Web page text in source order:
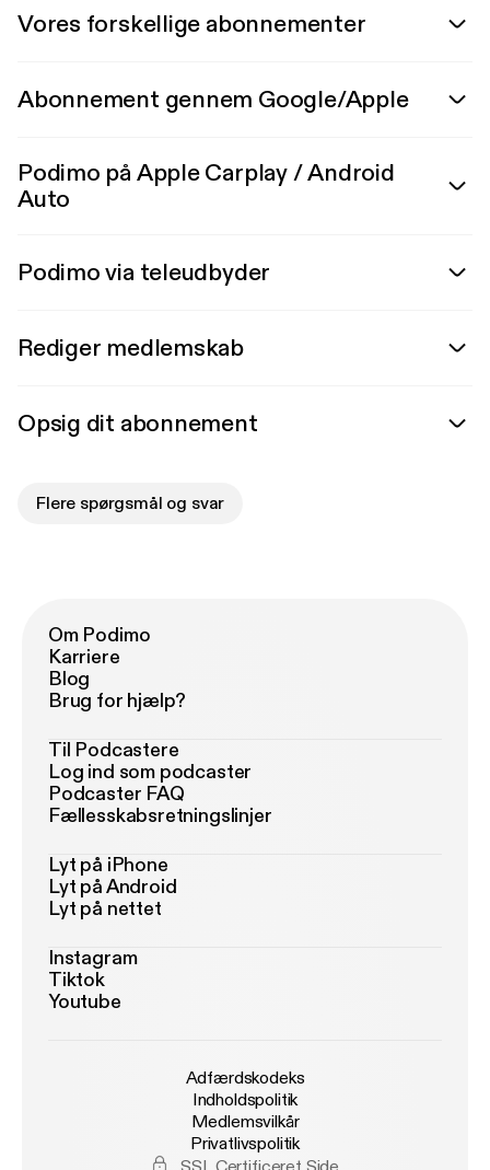
Vores forskellige abonnementer
Abonnement gennem Google/Apple
Podimo på Apple Carplay / Android
Auto
Podimo via teleudbyder
Rediger medlemskab
Opsig dit abonnement
Flere spørgsmål og svar
Om Podimo
Karriere
Blog
Brug for hjælp?
Til Podcastere
Log ind som podcaster
Podcaster FAQ
Fællesskabsretningslinjer
Lyt på iPhone
Lyt på Android
Lyt på nettet
Instagram
Tiktok
Youtube
Adfærdskodeks
Indholdspolitik
Medlemsvilkår
Privatlivspolitik